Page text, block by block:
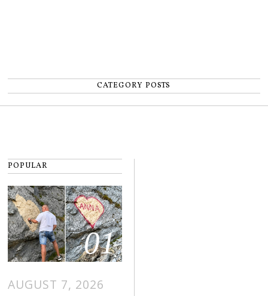
CATEGORY POSTS
POPULAR
01
AUGUST 7, 2026